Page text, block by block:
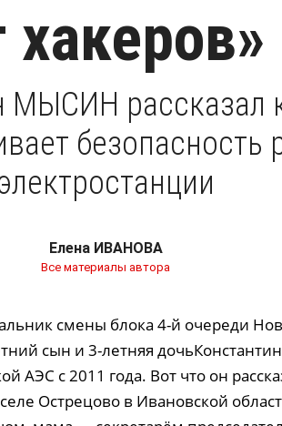
хакеров»
МЫСИН рассказал
безопасность
Елена ИВАНОВА
Все материалы автора
смены блока 4-й очереди
сын и 3-летняя
АЭС с 2011 года. Вот что он
Острецово в Ивановской